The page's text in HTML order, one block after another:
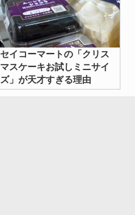
セイコーマートの「クリス
マスケーキお試しミニサイ
ズ」が天才すぎる理由